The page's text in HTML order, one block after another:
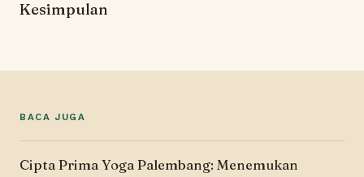
Kesimpulan
BACA JUGA
Cipta Prima Yoga Palembang: Menemukan